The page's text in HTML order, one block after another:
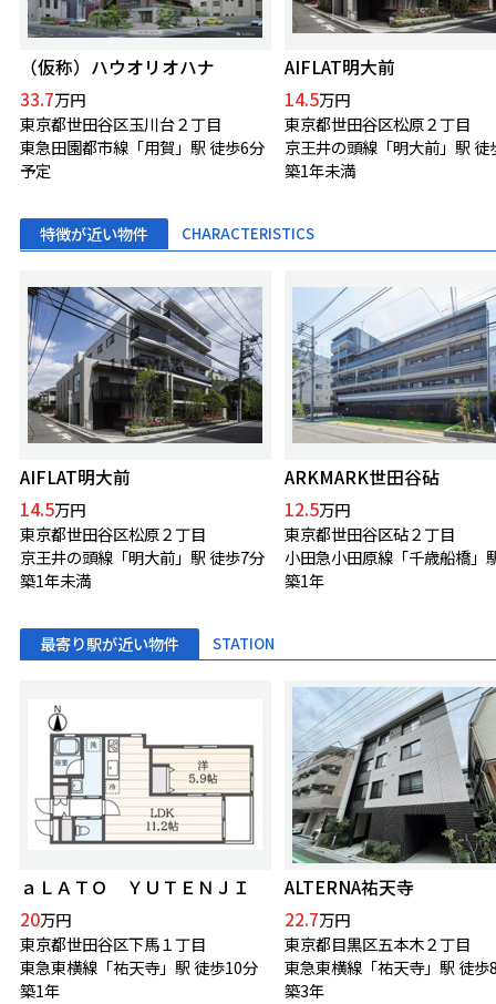
（仮称）ハウオリオハナ
33.7万円
東京都世田谷区玉川台２丁目
東急田園都市線「用賀」駅 徒歩6分
予定
AIFLAT明大前
14.5万円
東京都世田谷区松原２丁目
京王井の頭線「明大前」駅 徒
築1年未満
特徴が近い物件 CHARACTERISTICS
AIFLAT明大前
14.5万円
東京都世田谷区松原２丁目
京王井の頭線「明大前」駅 徒歩7分
築1年未満
ARKMARK世田谷砧
12.5万円
東京都世田谷区砧２丁目
築1年
最寄り駅が近い物件 STATION
ａＬＡＴＯ ＹＵＴＥＮＪＩ
20万円
東京都世田谷区下馬１丁目
東急東横線「祐天寺」駅 徒歩10分
築1年
ALTERNA祐天寺
22.7万円
東京都目黒区五本木２丁目
東急東横線「祐天寺」駅 徒歩
築3年